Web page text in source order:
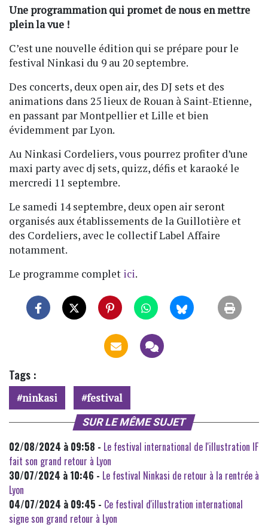
Une programmation qui promet de nous en mettre
plein la vue !
C’est une nouvelle édition qui se prépare pour le
festival Ninkasi du 9 au 20 septembre.
Des concerts, deux open air, des DJ sets et des
animations dans 25 lieux de Rouan à Saint-Etienne,
en passant par Montpellier et Lille et bien
évidemment par Lyon.
Au Ninkasi Cordeliers, vous pourrez profiter d’une
maxi party avec dj sets, quizz, défis et karaoké le
mercredi 11 septembre.
Le samedi 14 septembre, deux open air seront
organisés aux établissements de la Guillotière et
des Cordeliers, avec le collectif Label Affaire
notamment.
Le programme complet ici.
Tags :
ninkasi festival
SUR LE MÊME SUJET
02/08/2024 à 09:58 - Le festival international de l'illustration IF
fait son grand retour à Lyon
30/07/2024 à 10:46 - Le festival Ninkasi de retour à la rentrée à
Lyon
04/07/2024 à 09:45 - Ce festival d'illustration international
signe son grand retour à Lyon